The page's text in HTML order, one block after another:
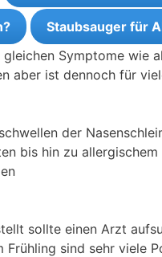
Staubsauger für
Symptome wie
aber ist dennoch für
der
bis hin zu allergischem
sollte einen Arzt
Frühling sind sehr viele